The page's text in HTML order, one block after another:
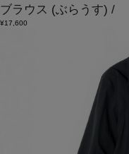
ブラウス (ぶらうす) /
¥17,600